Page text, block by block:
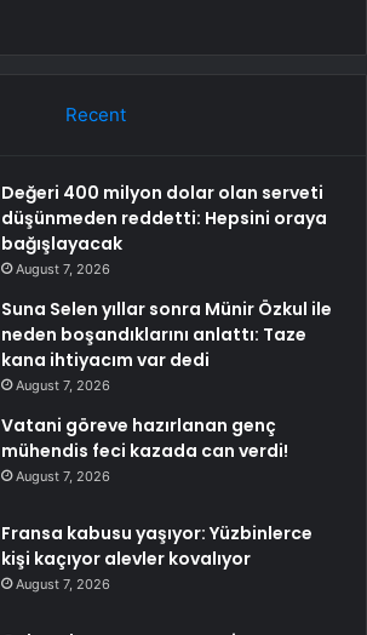
Recent
Değeri 400 milyon dolar olan serveti
düşünmeden reddetti: Hepsini oraya
bağışlayacak
August 7, 2026
Suna Selen yıllar sonra Münir Özkul ile
neden boşandıklarını anlattı: Taze
kana ihtiyacım var dedi
August 7, 2026
Vatani göreve hazırlanan genç
mühendis feci kazada can verdi!
August 7, 2026
Fransa kabusu yaşıyor: Yüzbinlerce
kişi kaçıyor alevler kovalıyor
August 7, 2026